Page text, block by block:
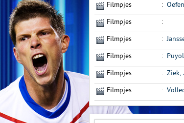
Filmpjes :
Filmpjes :
Filmpjes :
Filmpjes :
Filmpjes : Ziek,
Filmpjes :